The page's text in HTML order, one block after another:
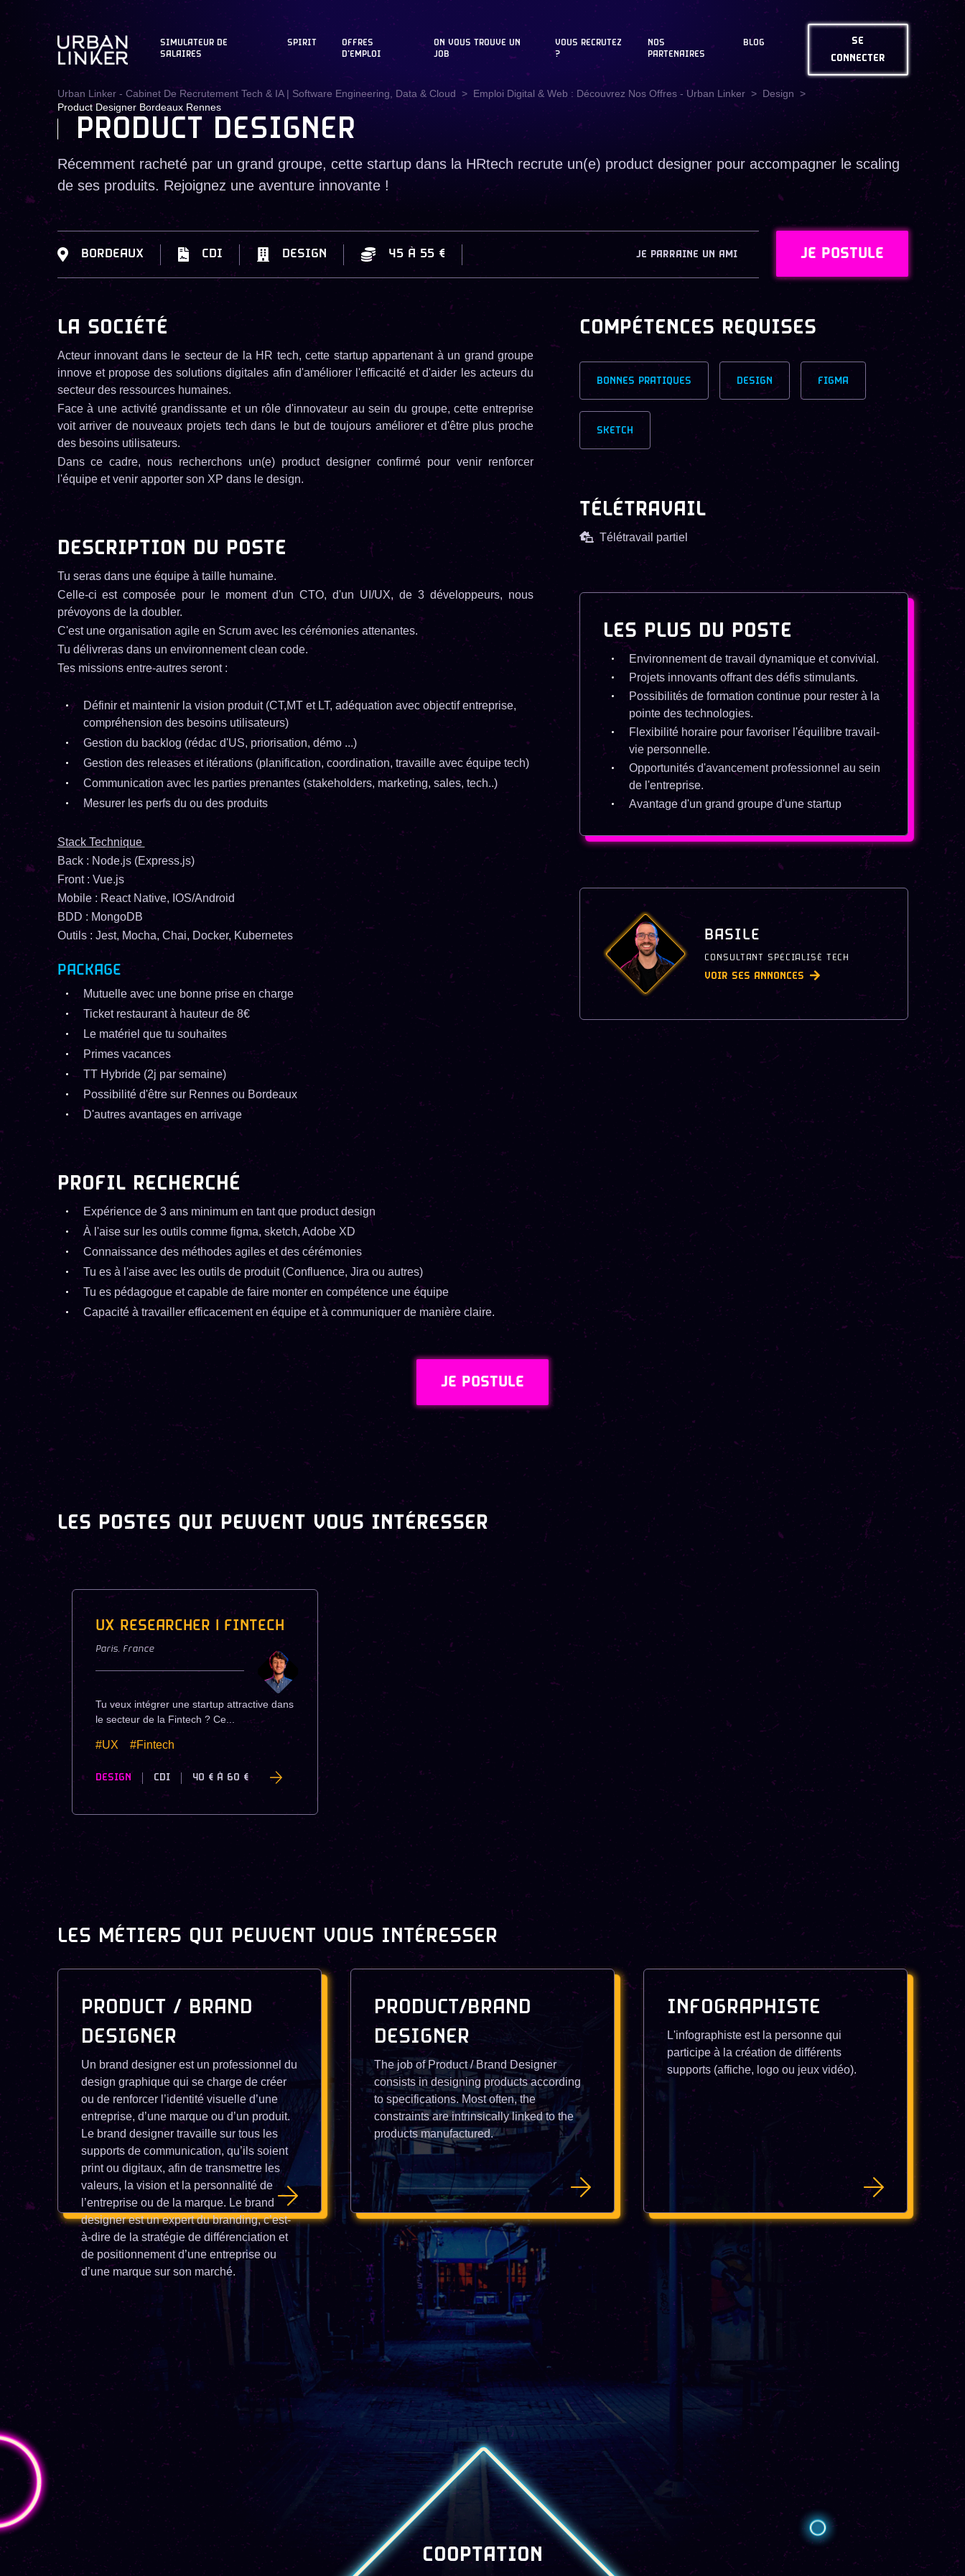
SIMULATEUR DE
SALAIRES
SPIRIT
OFFRES
D'EMPLOI
ON VOUS TROUVE UN
JOB
VOUS RECRUTEZ
?
NOS
PARTENAIRES
BLOG
SE
CONNECTER
Urban Linker - Cabinet De Recrutement Tech & IA | Software Engineering, Data & Cloud Emploi Digital & Web : Découvrez Nos Offres - Urban Linker
Design
Product Designer Bordeaux Rennes
PRODUCT DESIGNER
Récemment racheté par un grand groupe, cette startup dans la HRtech recrute un(e) product designer pour accompagner le scaling
de ses produits. Rejoignez une aventure innovante !
BORDEAUX CDI DESIGN 45 À 55 € JE PARRAINE UN AMI JE POSTULE
LA SOCIÉTÉ
Acteur innovant dans le secteur de la HR tech, cette startup appartenant à un grand groupe
innove et propose des solutions digitales afin d'améliorer l'efficacité et d'aider les acteurs du
secteur des ressources humaines.
Face à une activité grandissante et un rôle d'innovateur au sein du groupe, cette entreprise
voit arriver de nouveaux projets tech dans le but de toujours améliorer et d'être plus proche
des besoins utilisateurs.
Dans ce cadre, nous recherchons un(e) product designer confirmé pour venir renforcer
l'équipe et venir apporter son XP dans le design.
DESCRIPTION DU POSTE
Tu seras dans une équipe à taille humaine.
Celle-ci est composée pour le moment d'un CTO, d'un UI/UX, de 3 développeurs, nous
prévoyons de la doubler.
C'est une organisation agile en Scrum avec les cérémonies attenantes.
Tu délivreras dans un environnement clean code.
Tes missions entre-autres seront :
Définir et maintenir la vision produit (CT,MT et LT, adéquation avec objectif entreprise,
compréhension des besoins utilisateurs)
Gestion du backlog (rédac d'US, priorisation, démo ...)
Gestion des releases et itérations (planification, coordination, travaille avec équipe tech)
Communication avec les parties prenantes (stakeholders, marketing, sales, tech..)
Mesurer les perfs du ou des produits
Stack Technique
Back : Node.js (Express.js)
Front : Vue.js
Mobile : React Native, IOS/Android
BDD : MongoDB
Outils : Jest, Mocha, Chai, Docker, Kubernetes
PACKAGE
Mutuelle avec une bonne prise en charge
Ticket restaurant à hauteur de 8€
Le matériel que tu souhaites
Primes vacances
TT Hybride (2j par semaine)
Possibilité d'être sur Rennes ou Bordeaux
D'autres avantages en arrivage
PROFIL RECHERCHÉ
Expérience de 3 ans minimum en tant que product design
À l'aise sur les outils comme figma, sketch, Adobe XD
Connaissance des méthodes agiles et des cérémonies
Tu es à l'aise avec les outils de produit (Confluence, Jira ou autres)
Tu es pédagogue et capable de faire monter en compétence une équipe
Capacité à travailler efficacement en équipe et à communiquer de manière claire.
COMPÉTENCES REQUISES
BONNES PRATIQUES DESIGN FIGMA
SKETCH
TÉLÉTRAVAIL
Télétravail partiel
LES PLUS DU POSTE
Environnement de travail dynamique et convivial.
Projets innovants offrant des défis stimulants.
Possibilités de formation continue pour rester à la
pointe des technologies.
Flexibilité horaire pour favoriser l'équilibre travail-
vie personnelle.
Opportunités d'avancement professionnel au sein
de l'entreprise.
Avantage d'un grand groupe d'une startup
BASILE
CONSULTANT SPÉCIALISÉ TECH
VOIR SES ANNONCES
JE POSTULE
LES POSTES QUI PEUVENT VOUS INTÉRESSER
UX RESEARCHER | FINTECH
Paris, France
Tu veux intégrer une startup attractive dans
le secteur de la Fintech ? Ce...
#UX #Fintech
DESIGN CDI 40 € À 60 €
LES MÉTIERS QUI PEUVENT VOUS INTÉRESSER
PRODUCT / BRAND
DESIGNER
Un brand designer est un professionnel du
design graphique qui se charge de créer
ou de renforcer l’identité visuelle d’une
entreprise, d’une marque ou d’un produit.
Le brand designer travaille sur tous les
supports de communication, qu’ils soient
print ou digitaux, afin de transmettre les
valeurs, la vision et la personnalité de
l’entreprise ou de la marque. Le brand
designer est un expert du branding, c’est-
à-dire de la stratégie de différenciation et
de positionnement d’une entreprise ou
d’une marque sur son marché.
PRODUCT/BRAND
DESIGNER
The job of Product / Brand Designer
consists in designing products according
to specifications. Most often, the
constraints are intrinsically linked to the
products manufactured.
INFOGRAPHISTE
L'infographiste est la personne qui
participe à la création de différents
supports (affiche, logo ou jeux vidéo).
COOPTATION